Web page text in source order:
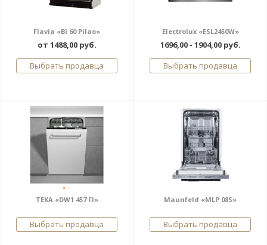
Flavia «BI 60 Pilao»
от 1488,00 руб.
Выбрать продавца
Electrolux «ESL2450W»
1696,00 - 1904,00 руб.
Выбрать продавца
TEKA «DW1 457 FI»
Выбрать продавца
Maunfeld «MLP 08S»
Выбрать продавца